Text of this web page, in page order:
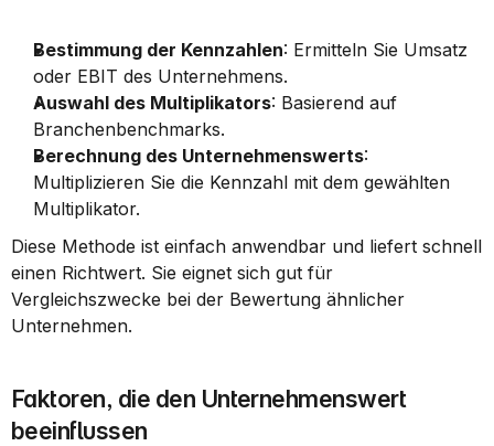
Bestimmung der Kennzahlen: Ermitteln Sie Umsatz
oder EBIT des Unternehmens.
Auswahl des Multiplikators: Basierend auf
Branchenbenchmarks.
Berechnung des Unternehmenswerts:
Multiplizieren Sie die Kennzahl mit dem gewählten
Multiplikator.
Diese Methode ist einfach anwendbar und liefert schnell
einen Richtwert. Sie eignet sich gut für
Vergleichszwecke bei der Bewertung ähnlicher
Unternehmen.
Faktoren, die den Unternehmenswert
beeinflussen